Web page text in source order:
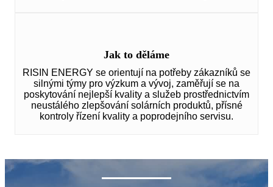
Jak to děláme
RISIN ENERGY se orientují na potřeby zákazníků se
silnými týmy pro výzkum a vývoj, zaměřují se na
poskytování nejlepší kvality a služeb prostřednictvím
neustálého zlepšování solárních produktů, přísné
kontroly řízení kvality a poprodejního servisu.